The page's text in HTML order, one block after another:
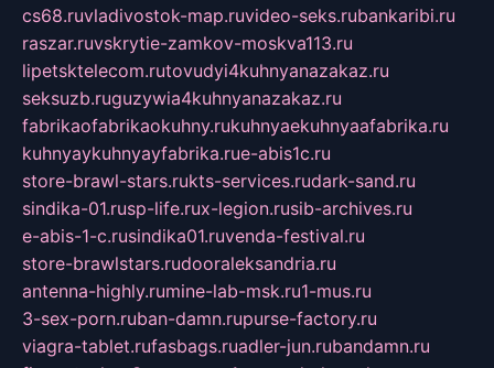
cs68.ruvladivostok-map.ruvideo-seks.rubankaribi.ru
raszar.ruvskrytie-zamkov-moskva113.ru
lipetsktelecom.rutovudyi4kuhnyanazakaz.ru
seksuzb.ruguzywia4kuhnyanazakaz.ru
fabrikaofabrikaokuhny.rukuhnyaekuhnyaafabrika.ru
kuhnyaykuhnyayfabrika.rue-abis1c.ru
store-brawl-stars.rukts-services.rudark-sand.ru
sindika-01.rusp-life.rux-legion.rusib-archives.ru
e-abis-1-c.rusindika01.ruvenda-festival.ru
store-brawlstars.rudooraleksandria.ru
antenna-highly.rumine-lab-msk.ru1-mus.ru
3-sex-porn.ruban-damn.rupurse-factory.ru
viagra-tablet.rufasbags.ruadler-jun.rubandamn.ru